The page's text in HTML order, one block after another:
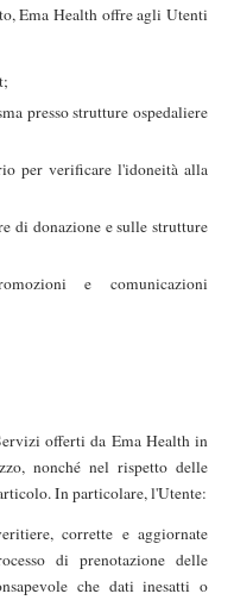
Ema Health offre agli Utenti
presso strutture ospedaliere
per verificare l'idoneità alla
di donazione e sulle strutture
e comunicazioni
offerti da Ema Health in
nonché nel rispetto delle
In particolare, l'Utente:
corrette e aggiornate
di prenotazione delle
che dati inesatti o